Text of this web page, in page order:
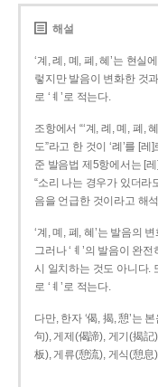
해설
‘계, 례, 몌, 폐, 혜’는 현실
렇지만 발음이 변화한 것
로 ‘ㅖ’로 적는다.
조항에서 “‘계, 례, 몌, 폐,
도”라고 한 것이 ‘례’를 [
준 발음법 제5항에서는 [
“소리 나는 경우가 있더라
음을 언급한 것이라고 해
‘계, 몌, 폐, 혜’는 발음의
그러나 ‘ㅖ’의 발음이 완
시 일치하는 것도 아니다.
로 ‘ㅖ’로 적는다.
다만, 한자 ‘偈, 揭, 憩’는
句), 게제(偈諦), 게기(揭
板), 게류(憩流), 게식(憩息